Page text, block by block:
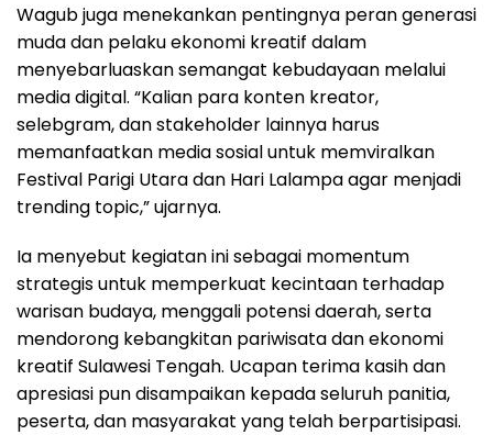
Wagub juga menekankan pentingnya peran generasi
muda dan pelaku ekonomi kreatif dalam
menyebarluaskan semangat kebudayaan melalui
media digital. “Kalian para konten kreator,
selebgram, dan stakeholder lainnya harus
memanfaatkan media sosial untuk memviralkan
Festival Parigi Utara dan Hari Lalampa agar menjadi
trending topic,” ujarnya.
Ia menyebut kegiatan ini sebagai momentum
strategis untuk memperkuat kecintaan terhadap
warisan budaya, menggali potensi daerah, serta
mendorong kebangkitan pariwisata dan ekonomi
kreatif Sulawesi Tengah. Ucapan terima kasih dan
apresiasi pun disampaikan kepada seluruh panitia,
peserta, dan masyarakat yang telah berpartisipasi.